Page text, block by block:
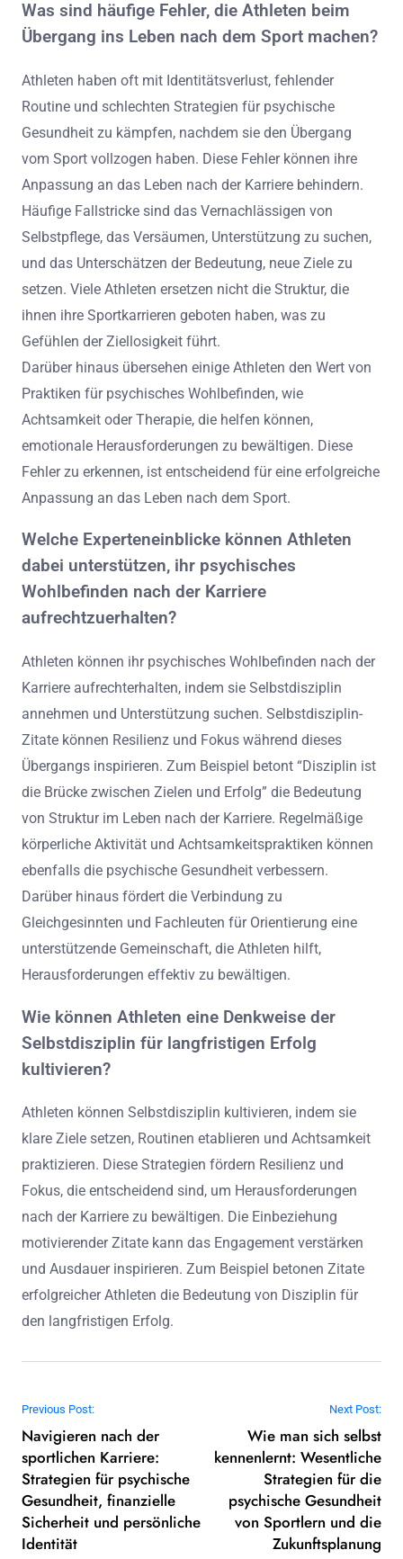
Was sind häufige Fehler, die Athleten beim
Übergang ins Leben nach dem Sport machen?
Athleten haben oft mit Identitätsverlust, fehlender
Routine und schlechten Strategien für psychische
Gesundheit zu kämpfen, nachdem sie den Übergang
vom Sport vollzogen haben. Diese Fehler können ihre
Anpassung an das Leben nach der Karriere behindern.
Häufige Fallstricke sind das Vernachlässigen von
Selbstpflege, das Versäumen, Unterstützung zu suchen,
und das Unterschätzen der Bedeutung, neue Ziele zu
setzen. Viele Athleten ersetzen nicht die Struktur, die
ihnen ihre Sportkarrieren geboten haben, was zu
Gefühlen der Ziellosigkeit führt.
Darüber hinaus übersehen einige Athleten den Wert von
Praktiken für psychisches Wohlbefinden, wie
Achtsamkeit oder Therapie, die helfen können,
emotionale Herausforderungen zu bewältigen. Diese
Fehler zu erkennen, ist entscheidend für eine erfolgreiche
Anpassung an das Leben nach dem Sport.
Welche Experteneinblicke können Athleten
dabei unterstützen, ihr psychisches
Wohlbefinden nach der Karriere
aufrechtzuerhalten?
Athleten können ihr psychisches Wohlbefinden nach der
Karriere aufrechterhalten, indem sie Selbstdisziplin
annehmen und Unterstützung suchen. Selbstdisziplin-
Zitate können Resilienz und Fokus während dieses
Übergangs inspirieren. Zum Beispiel betont “Disziplin ist
die Brücke zwischen Zielen und Erfolg” die Bedeutung
von Struktur im Leben nach der Karriere. Regelmäßige
körperliche Aktivität und Achtsamkeitspraktiken können
ebenfalls die psychische Gesundheit verbessern.
Darüber hinaus fördert die Verbindung zu
Gleichgesinnten und Fachleuten für Orientierung eine
unterstützende Gemeinschaft, die Athleten hilft,
Herausforderungen effektiv zu bewältigen.
Wie können Athleten eine Denkweise der
Selbstdisziplin für langfristigen Erfolg
kultivieren?
Athleten können Selbstdisziplin kultivieren, indem sie
klare Ziele setzen, Routinen etablieren und Achtsamkeit
praktizieren. Diese Strategien fördern Resilienz und
Fokus, die entscheidend sind, um Herausforderungen
nach der Karriere zu bewältigen. Die Einbeziehung
motivierender Zitate kann das Engagement verstärken
und Ausdauer inspirieren. Zum Beispiel betonen Zitate
erfolgreicher Athleten die Bedeutung von Disziplin für
den langfristigen Erfolg.
Post navigation
Previous Post:
Navigieren nach der
sportlichen Karriere:
Strategien für psychische
Gesundheit, finanzielle
Sicherheit und persönliche
Identität
Next Post:
Wie man sich selbst
kennenlernt: Wesentliche
Strategien für die
psychische Gesundheit
von Sportlern und die
Zukunftsplanung